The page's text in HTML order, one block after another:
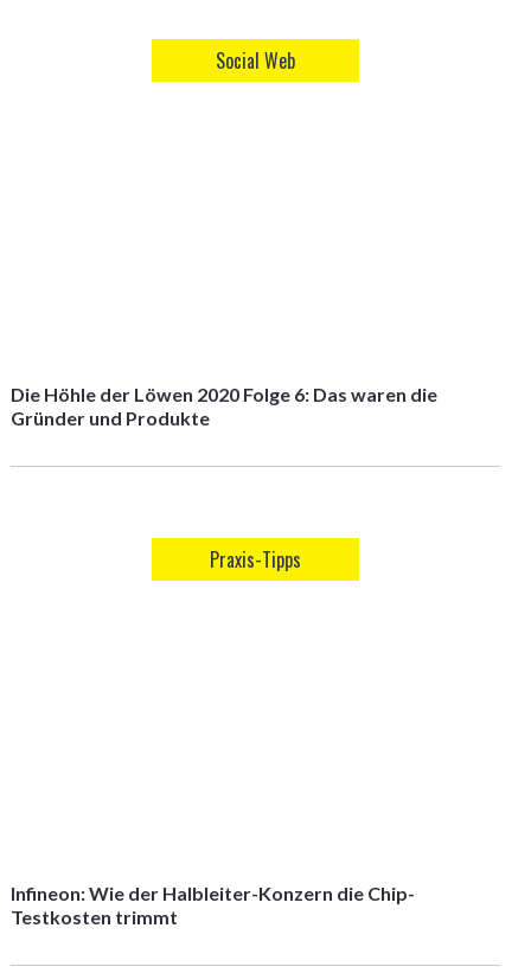
Social Web
Die Höhle der Löwen 2020 Folge 6: Das waren die
Gründer und Produkte
Praxis-Tipps
Infineon: Wie der Halbleiter-Konzern die Chip-
Testkosten trimmt